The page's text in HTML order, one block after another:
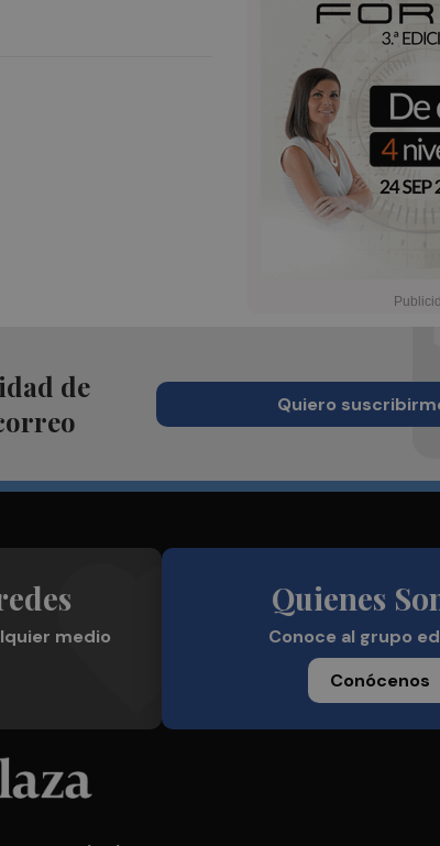
de
Quiero
medio
Quienes
Conoce al grupo
Conócenos